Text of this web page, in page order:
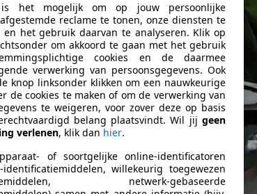
is het mogelijk om op jouw persoonlijke
reclame te tonen, onze diensten te
en het gebruik daarvan te analyseren. Klik op
om akkoord te gaan met het gebruik
cookies en de daarmee
verwerking van persoonsgegevens. Ook
knop linksonder klikken om een nauwkeurige
de cookies te maken of om de verwerking van
te weigeren, voor zover deze op basis
belang plaatsvindt. Wil jij geen
verlenen, klik dan hier.
of soortgelijke online-identificatoren
willekeurig toegewezen
netwerk-gebaseerde